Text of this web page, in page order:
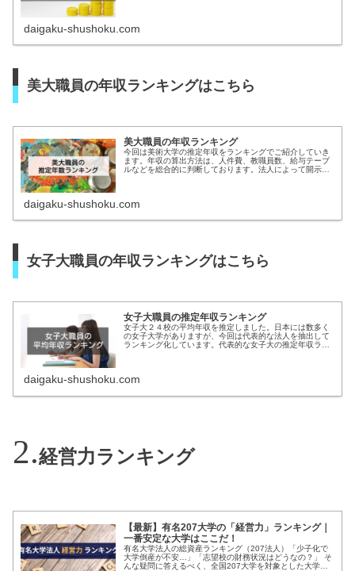
daigaku-shushoku.com
美大職員の年収ランキングはこちら
美大職員の年収ランキング
今回は美術大学の推定年収をランキングでご紹介していき
ます。年収の算出方法は、人件費、教職員数、給与テーブ
ルなどを総合的に判断しております。法人によって開示情
daigaku-shushoku.com
女子大職員の年収ランキングはこちら
女子大職員の推定年収ランキング
女子大２４校の平均年収を推定しました。日本には数多く
の女子大学がありますが、今回は代表的な法人を抽出して
ランキング化しています。代表的な女子大の推定年収ラン
daigaku-shushoku.com
経営力ランキング
【最新】有名207大学の「経営力」ランキング｜
一番安定な大学はここだ！
有名大学法人の総資産ランキング（207法人）「少子化で
大学倒産が不安…」「志望校の財務状況はどうなの？」 そ
んな疑問に答えるべく、全国207大学を対象とした大学経